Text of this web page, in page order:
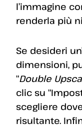
l’immagine
renderla più
Se desideri
dimensioni,
“Double
clic su
scegliere
risultante.